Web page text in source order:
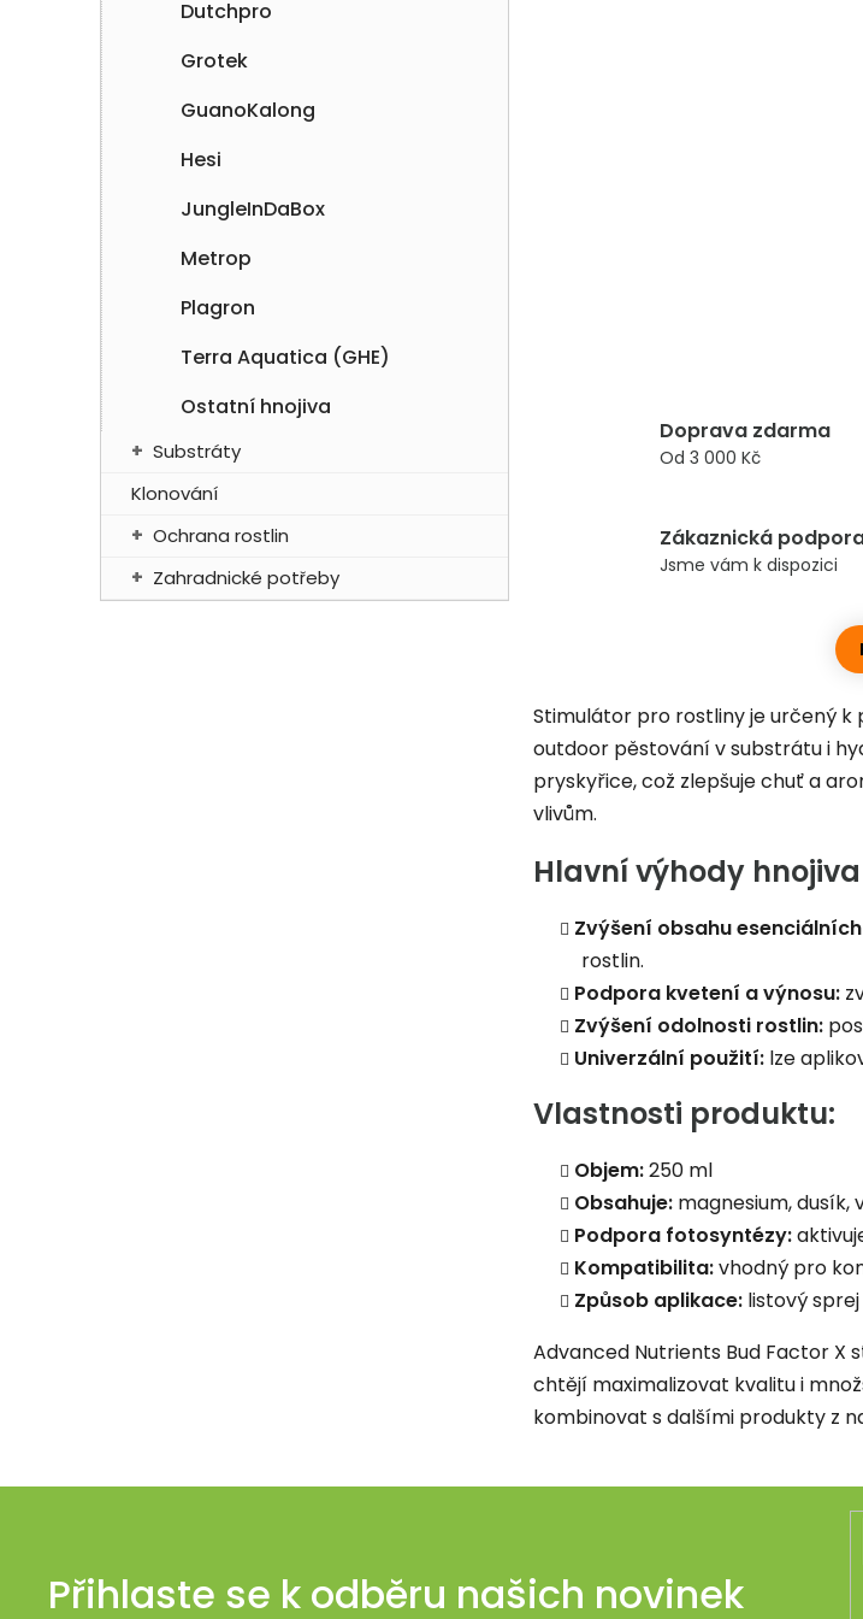
Dutchpro
Grotek
GuanoKalong
Hesi
JungleInDaBox
Metrop
Plagron
Terra Aquatica (GHE)
Ostatní hnojiva
Substráty
Klonování
Ochrana rostlin
Zahradnické potřeby
Doprava zdarma
Od 3 000 Kč
Zákaznická
Jsme vám k dispozici
Stimulátor pro rostliny je určený
outdoor pěstování v substrátu i
pryskyřice, což zlepšuje chuť a
vlivům.
Hlavní výhody
Zvýšení obsahu
rostlin.
Podpora kvetení a výnosu:
Zvýšení odolnosti rostlin:
Univerzální použití: lze
Vlastnosti produktu:
Objem:250 ml
Obsahuje: magnesium,
Podpora fotosyntézy:
Kompatibilita:vhodný pro
Způsob aplikace: listový
Advanced Nutrients Bud Factor
chtějí maximalizovat kvalitu i
kombinovat s dalšími produkty z
Přihlaste se k odběru našich novinek